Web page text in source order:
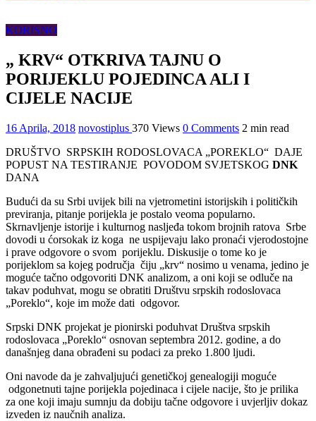
KORISNO
„ KRV“ OTKRIVA TAJNU O
PORIJEKLU POJEDINCA ALI I
CIJELE NACIJE
16 Aprila, 2018 novostiplus 370 Views 0 Comments 2 min read
DRUŠTVO SRPSKIH RODOSLOVACA „POREKLO“ DAJE
POPUST NA TESTIRANJE POVODOM SVJETSKOG DNK
DANA
Budući da su Srbi uvijek bili na vjetrometini istorijskih i političkih
previranja, pitanje porijekla je postalo veoma popularno.
Skrnavljenje istorije i kulturnog nasljeđa tokom brojnih ratova Srbe
dovodi u ćorsokak iz koga ne uspijevaju lako pronaći vjerodostojne
i prave odgovore o svom porijeklu. Diskusije o tome ko je
porijeklom sa kojeg područja čiju „krv“ nosimo u venama, jedino je
moguće tačno odgovoriti DNK analizom, a oni koji se odluče na
takav poduhvat, mogu se obratiti Društvu srpskih rodoslovaca
„Poreklo“, koje im može dati odgovor.
Srpski DNK projekat je pionirski poduhvat Društva srpskih
rodoslovaca „Poreklo“ osnovan septembra 2012. godine, a do
današnjeg dana obrađeni su podaci za preko 1.800 ljudi.
Oni navode da je zahvaljujući genetičkoj genealogiji moguće
odgonetnuti tajne porijekla pojedinaca i cijele nacije, što je prilika
za one koji imaju sumnju da dobiju tačne odgovore i uvjerljiv dokaz
izveden iz naučnih analiza.